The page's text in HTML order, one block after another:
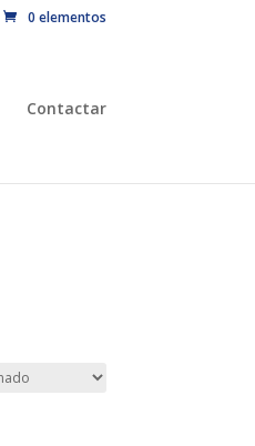
0 elementos
Contactar